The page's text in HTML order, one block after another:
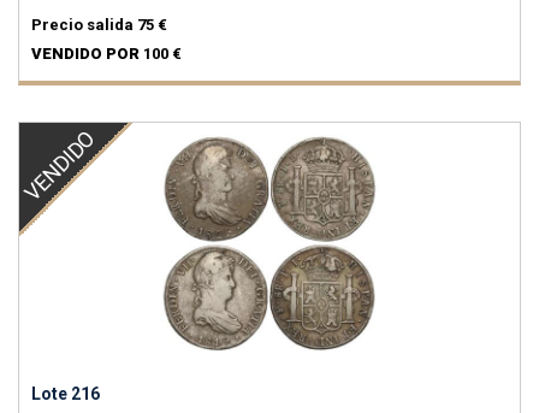
Precio salida 75 €
VENDIDO POR 100 €
VENDIDO
Lote 216